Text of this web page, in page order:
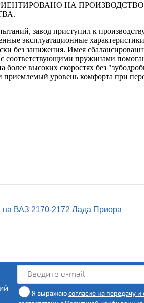
НА
завод приступил к
эксплуатационные
без занижения. Имея
пружинами
высоких скоростях без
приемлемый уровень комфорта при
на ВАЗ 2170-2172 Лада Приора
Я выражаюсогласие на передачу